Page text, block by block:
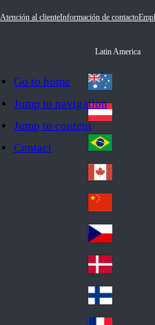
Go to home
Jump to navigation
Jump to content
Contact
Atención al clienteInformación de contacto
Latin America
Au
str
ali
a
Au
stri
a
Br
azi
l
Ca
na
da
Ch
ina
Cz
ec
h
De
nm
ark
Fin